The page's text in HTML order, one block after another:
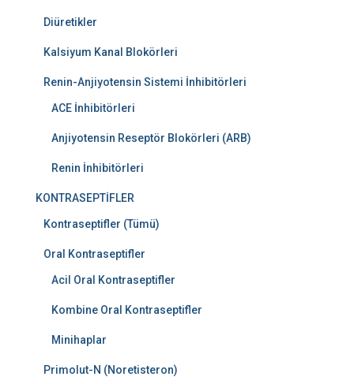
Diüretikler
Kalsiyum Kanal Blokörleri
Renin-Anjiyotensin Sistemi İnhibitörleri
ACE İnhibitörleri
Anjiyotensin Reseptör Blokörleri (ARB)
Renin İnhibitörleri
KONTRASEPTİFLER
Kontraseptifler (Tümü)
Oral Kontraseptifler
Acil Oral Kontraseptifler
Kombine Oral Kontraseptifler
Minihaplar
Primolut-N (Noretisteron)